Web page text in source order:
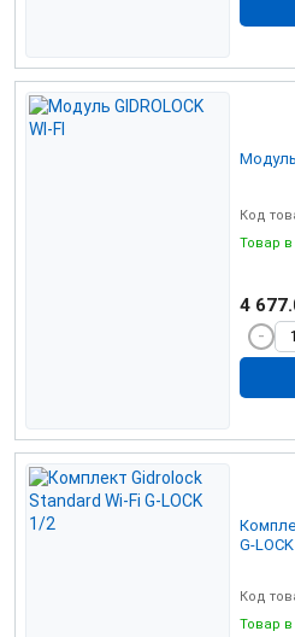
Модуль
Код
Товар
4
G-
Код
Товар